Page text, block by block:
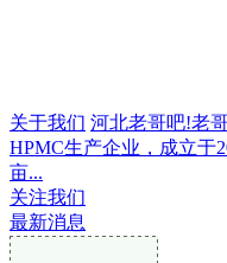
关于我们 河北老哥吧!老
HPMC生产企业，成立于
亩...
关注我们
最新消息